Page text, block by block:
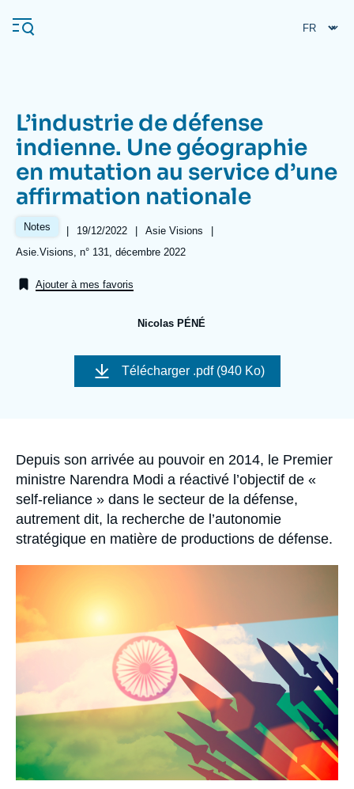
au
contenu
Navigation
principale
L'Ifri
Analyses
Événements
Se connecter
À propos de l'Ifri
L'Ifri en bref
Recherches fréquentes
L’industrie de défense
indienne. Une géographie
en mutation au service d’une
affirmation nationale
Notes |
Date
de
19/12/2022 |
Référence
taxonomie
Asie Visions
|
Références
Asie.Visions, n° 131, décembre 2022
Ajouter à mes favoris
Nicolas PÉNÉ
Image
couverture
Télécharger .pdf (940 Ko)
Accroche
Depuis son arrivée au pouvoir en 2014, le Premier
ministre Narendra Modi a réactivé l’objectif de «
self-reliance » dans le secteur de la défense,
autrement dit, la recherche de l’autonomie
stratégique en matière de productions de défense.